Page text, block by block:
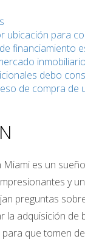
ubicación para
financiamiento
debo
de compra de
es un
y
preguntas
la adquisición de
que tomen